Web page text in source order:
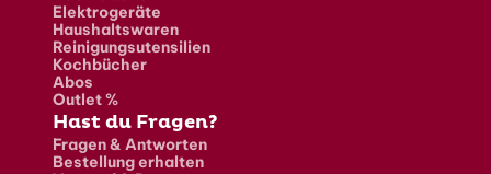
Elektrogeräte
Haushaltswaren
Reinigungsutensilien
Kochbücher
Abos
Outlet %
Hast du Fragen?
Fragen & Antworten
Bestellung erhalten